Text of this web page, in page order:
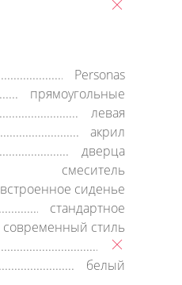
Personas
прямоугольные
левая
акрил
дверца
смеситель
встроенное сиденье
стандартное
современный стиль
белый